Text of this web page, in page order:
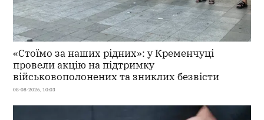
«Стоїмо за наших рідних»: у Кременчуці
провели акцію на підтримку
військовополонених та зниклих безвісти
08-08-2026, 10:03